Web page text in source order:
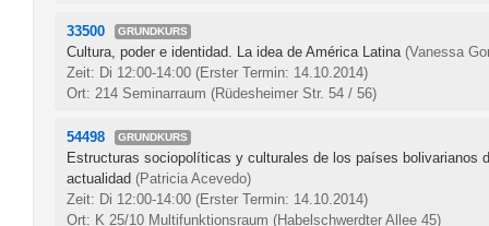
33500 GRUNDKURS
Cultura, poder e identidad. La idea de América Latina (Vanessa
Zeit: Di 12:00-14:00 (Erster Termin: 14.10.2014)
Ort: 214 Seminarraum (Rüdesheimer Str. 54 / 56)
54498 GRUNDKURS
Estructuras sociopolíticas y culturales de los países bolivarianos
actualidad (Patricia Acevedo)
Zeit: Di 12:00-14:00 (Erster Termin: 14.10.2014)
Ort: K 25/10 Multifunktionsraum (Habelschwerdter Allee 45)